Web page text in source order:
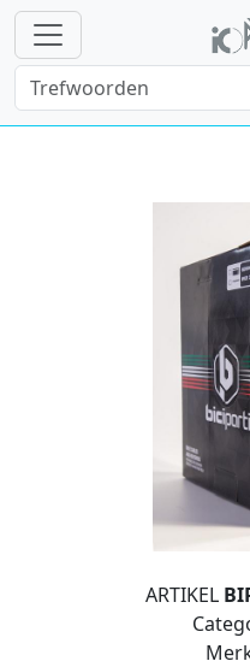
ARTIKEL